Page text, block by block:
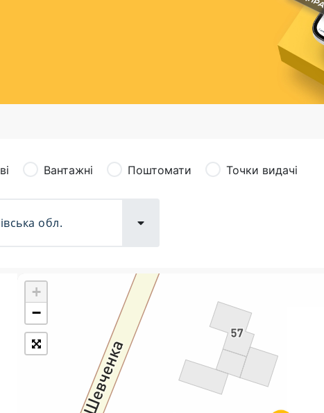
Вантажні Поштомати Точки видачі
Поштові послуги:
Укрпошта Експрес/тариф
«Пріоритетний»
Укрпошта Стандарт/тариф «Базовий»
Доставка за межі України
+
−